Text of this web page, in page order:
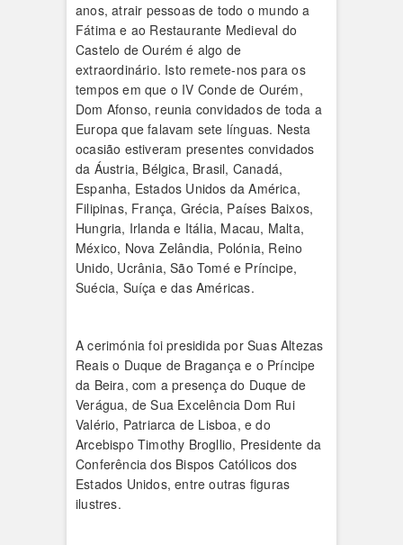
anos, atrair pessoas de todo o mundo a
Fátima e ao Restaurante Medieval do
Castelo de Ourém é algo de
extraordinário. Isto remete-nos para os
tempos em que o IV Conde de Ourém,
Dom Afonso, reunia convidados de toda a
Europa que falavam sete línguas. Nesta
ocasião estiveram presentes convidados
da Áustria, Bélgica, Brasil, Canadá,
Espanha, Estados Unidos da América,
Filipinas, França, Grécia, Países Baixos,
Hungria, Irlanda e Itália, Macau, Malta,
México, Nova Zelândia, Polónia, Reino
Unido, Ucrânia, São Tomé e Príncipe,
Suécia, Suíça e das Américas.
A cerimónia foi presidida por Suas Altezas
Reais o Duque de Bragança e o Príncipe
da Beira, com a presença do Duque de
Verágua, de Sua Excelência Dom Rui
Valério, Patriarca de Lisboa, e do
Arcebispo Timothy Brogllio, Presidente da
Conferência dos Bispos Católicos dos
Estados Unidos, entre outras figuras
ilustres.